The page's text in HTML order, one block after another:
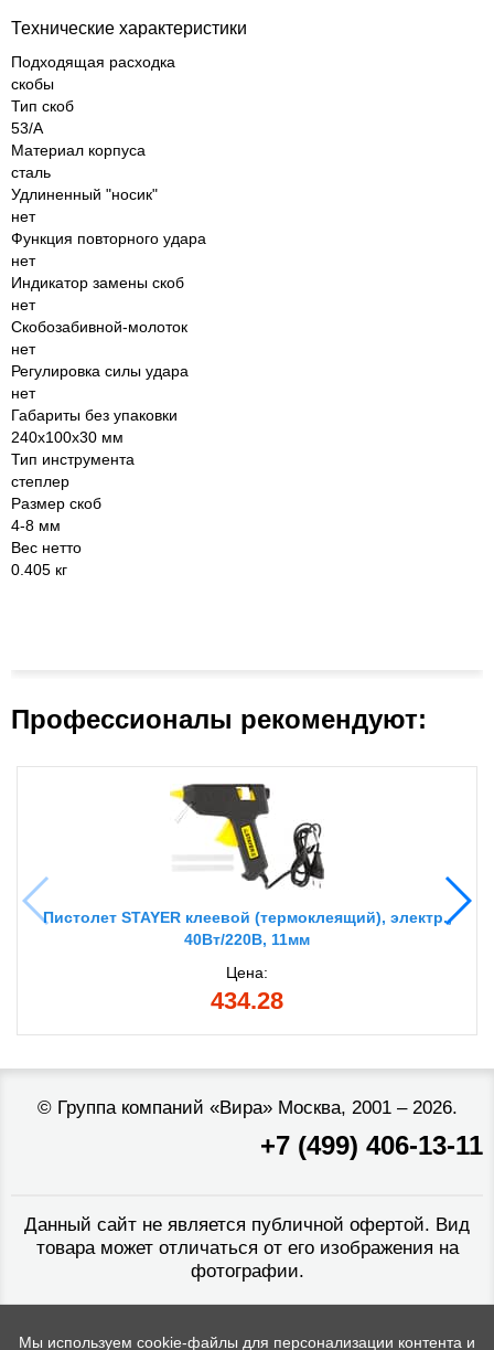
Технические характеристики
Подходящая расходка
скобы
Тип скоб
53/A
Материал корпуса
сталь
Удлиненный "носик"
нет
Функция повторного удара
нет
Индикатор замены скоб
нет
Скобозабивной-молоток
нет
Регулировка силы удара
нет
Габариты без упаковки
240х100х30 мм
Тип инструмента
степлер
Размер скоб
4-8 мм
Вес нетто
0.405 кг
Профессионалы рекомендуют:
Пистолет STAYER клеевой (термоклеящий), электр.,
40Вт/220В, 11мм
Цена:
434.28
© Группа компаний «Вира»Москва, 2001 – 2026.
+7 (499) 406-13-11
Данный сайт не является публичной офертой. Вид
товара может отличаться от его изображения на
фотографии.
Мы используем cookie-файлы для персонализации контента и